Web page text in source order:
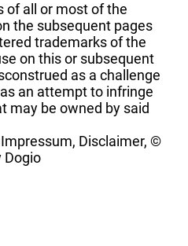
of all or most of the
the subsequent pages
trademarks of the
on this or subsequent
as a challenge
an attempt to infringe
may be owned by said
Impressum, Disclaimer, ©
Dogio